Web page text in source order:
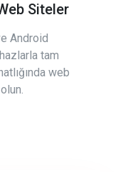
Siteler
Android
tam
web